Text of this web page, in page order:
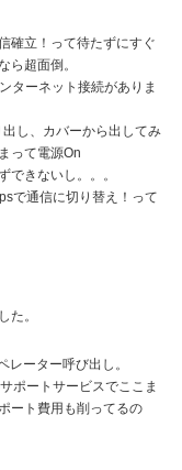
確立！って待たずにすぐ
ら超面倒。
ターネット接続がありま
し、カバーから出してみ
って電源On
できないし。。。
で通信に切り替え！って
た。
ーター呼び出し。
ポートサービスでここま
ート費用も削ってるの